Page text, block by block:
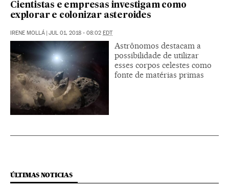
Cientistas e empresas investigam como
explorar e colonizar asteroides
IRENE MOLLÁ | JUL 01, 2018 - 08:02 EDT
Astrônomos destacam a
possibilidade de utilizar
esses corpos celestes como
fonte de matérias primas
ÚLTIMAS NOTICIAS